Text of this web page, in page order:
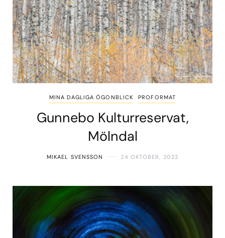
MINA DAGLIGA ÖGONBLICK PROFORMAT
Gunnebo Kulturreservat,
Mölndal
MIKAEL SVENSSON 24 OKTOBER, 2022